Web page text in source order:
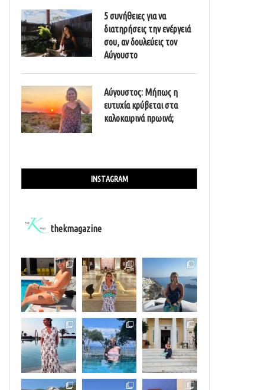
5 συνήθειες για να
διατηρήσεις την ενέργειά
σου, αν δουλεύεις τον
Αύγουστο
Αύγουστος: Μήπως η
ευτυχία κρύβεται στα
καλοκαιρινά πρωινά;
INSTAGRAM
thekmagazine